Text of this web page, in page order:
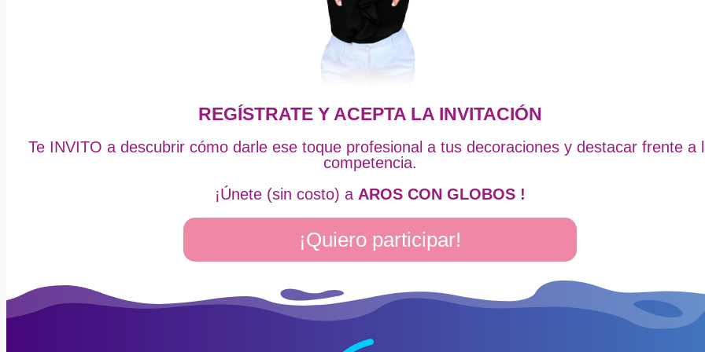
REGÍSTRATE Y ACEPTA LA INVITACIÓN
Te INVITO a descubrir cómo darle ese toque profesional a tus decoraciones y destacar frente a
competencia.
¡Únete (sin costo) a AROS CON GLOBOS !
¡Quiero participar!